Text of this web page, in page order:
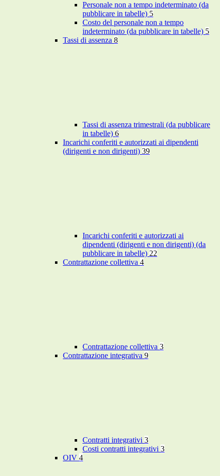
Personale non a tempo indeterminato (da
pubblicare in tabelle) 5
Costo del personale non a tempo
indeterminato (da pubblicare in tabelle) 5
Tassi di assenza 8
Tassi di assenza trimestrali (da pubblicare
in tabelle) 6
Incarichi conferiti e autorizzati ai dipendenti
(dirigenti e non dirigenti) 39
Incarichi conferiti e autorizzati ai
dipendenti (dirigenti e non dirigenti) (da
pubblicare in tabelle) 22
Contrattazione collettiva 4
Contrattazione collettiva 3
Contrattazione integrativa 9
Contratti integrativi 3
Costi contratti integrativi 3
OIV 4